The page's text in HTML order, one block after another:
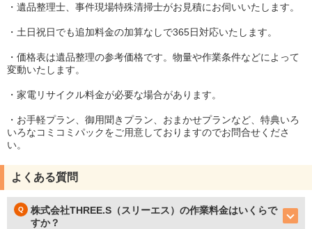
・遺品整理士、事件現場特殊清掃士がお見積にお伺いいたします。
・土日祝日でも追加料金の加算なしで365日対応いたします。
・価格表は遺品整理の参考価格です。物量や作業条件などによって
変動いたします。
・家電リサイクル料金が必要な場合があります。
・お手軽プラン、御用聞きプラン、おまかせプランなど、特典いろ
いろなコミコミパックをご用意しておりますのでお問合せくださ
い。
よくある質問
株式会社THREE.S（スリーエス）の作業料金はいくらで
すか？